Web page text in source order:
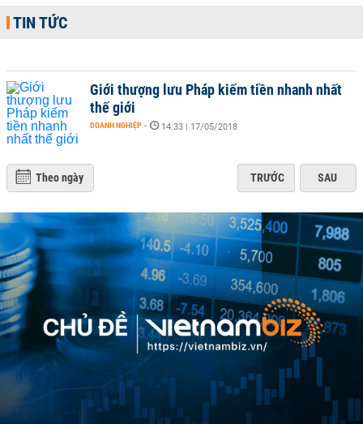
TIN TỨC
Giới thượng lưu Pháp kiếm tiền nhanh nhất
thế giới
DOANH NGHIỆP - 14:33 | 17/05/2018
Theo ngày TRƯỚC SAU